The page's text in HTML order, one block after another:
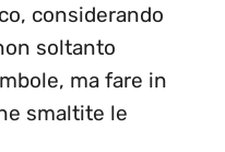
considerando
soltanto
ma fare in
smaltite le